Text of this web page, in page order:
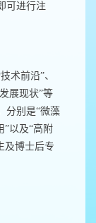
可进行注
术前沿”、
展现状”等
分别是“微藻
”以及“高附
及博士后专